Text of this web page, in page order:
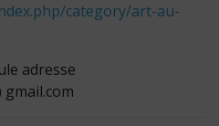
category/art-au-
adresse